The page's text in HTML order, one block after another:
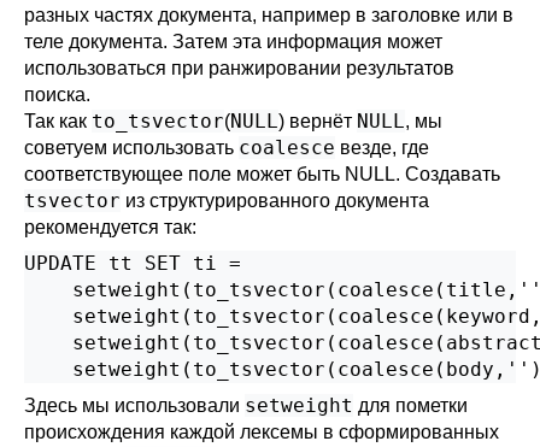
разных частях документа, например в заголовке или в
теле документа. Затем эта информация может
использоваться при ранжировании результатов
поиска.
Так как to_tsvector(NULL) вернёт NULL, мы
советуем использовать coalesce везде, где
соответствующее поле может быть NULL. Создавать
tsvector из структурированного документа
рекомендуется так:
UPDATE tt SET ti =
Здесь мы использовали setweight для пометки
происхождения каждой лексемы в сформированных